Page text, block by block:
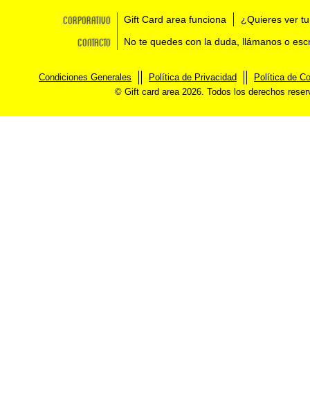
Corporativo Gift Card area funciona ¿Quieres ver
Contacto No te quedes con la duda, llámanos o
Condiciones Generales Política de Privacidad
Política de
© Gift card area 2026. Todos los derechos